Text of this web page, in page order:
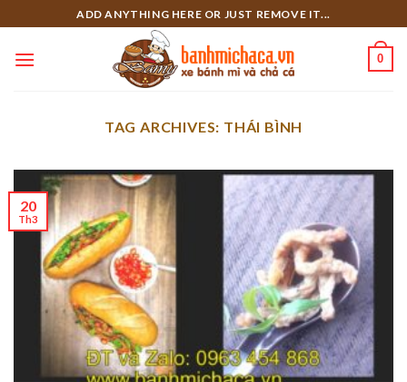
to
content
ADD ANYTHING HERE OR JUST REMOVE IT...
0
TAG ARCHIVES: THÁI BÌNH
20
Th3